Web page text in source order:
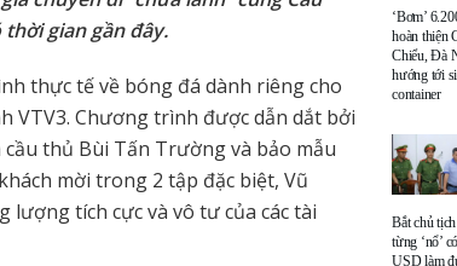
gian gần đây.
thực tế về bóng đá dành riêng cho
VTV3. Chương trình được dẫn dắt bởi
thủ Bùi Tấn Trường và bảo mẫu
mời trong 2 tập đặc biệt, Vũ
lượng tích cực và vô tư của các tài
‘Bơm’
hoàn thiện
Chiểu, Đà
hướng tới
container
Bắt chủ
từng ‘nổ’
USD làm